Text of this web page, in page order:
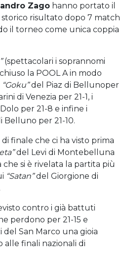
Zago hanno portato il
risultato dopo 7 match
il torneo come unica coppia
(spettacolari i soprannomi
la POOL A in modo
“Goku”del Piaz di Bellunoper
di Venezia per 21-1, i
per 21-8 e infine i
per 21-10.
di finale che ci ha visto prima
del Levi di Montebelluna
che si è rivelata la partita più
“Satan”del Giorgione di
contro i già battuti
perdono per 21-15 e
del San Marco una gioia
alle finali nazionali di